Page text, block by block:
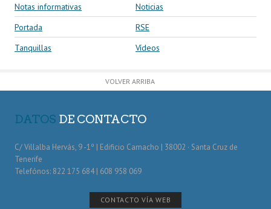
Notas informativas
Noticias
Portada
RSE
Tanquillas
Vídeos
VOLVER ARRIBA
DATOS DE CONTACTO
C/ Villalba Hervás, 9 -1º | Edificio Camacho | 38002 · Santa Cruz de
Tenerife
Telefónos: 822 175 684 | 608 958 069
CONTACTO VÍA WEB